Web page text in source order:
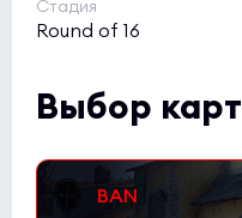
Стадия
Round of 16
Выбор карт